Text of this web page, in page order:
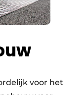
voor het